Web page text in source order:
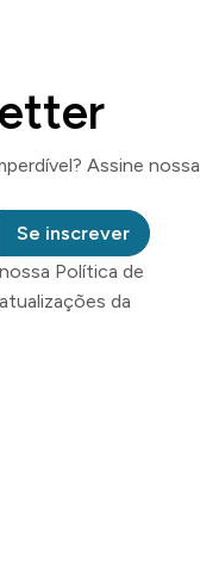
Assine nossa
Se inscrever
Política de
da